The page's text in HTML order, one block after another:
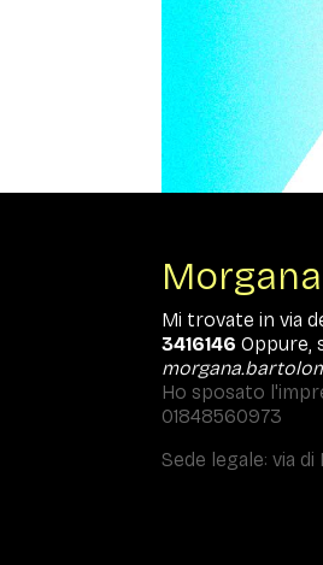
Mi trovate in via
3416146Oppure,
Ho sposato
01848560973
Sede legale: via